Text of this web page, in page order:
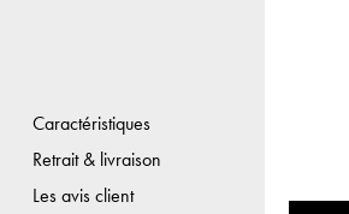
Caractéristiques
Retrait & livraison
Les avis client